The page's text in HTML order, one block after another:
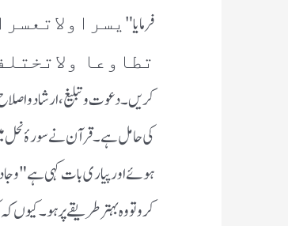
فرمایا
تطاوعا
کریں۔دعوت و تبلیغ، ارشاد و
کی حامل ہے۔قرآن نے سورۂ
ہوئے اور پیاری بات کہی ہے
کرو تو وہ بہتر طریقے پر